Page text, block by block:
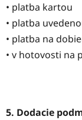
• platba kartou
• platba
• platba na
• v hotovosti na
5. Dodacie